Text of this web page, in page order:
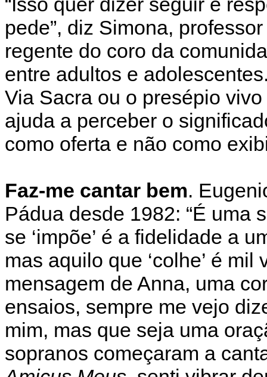
pede”, diz Simona,
regente do coro da
entre adultos e
Via Sacra ou o presépio
ajuda a perceber o
como oferta e não como
Faz-me cantar bem.
Pádua desde 1982: “É uma
se ‘impõe’ é a fidelidade a
mas aquilo que ‘colhe’ é
mensagem de Anna, uma
ensaios, sempre me vejo
mim, mas que seja uma
sopranos começaram a